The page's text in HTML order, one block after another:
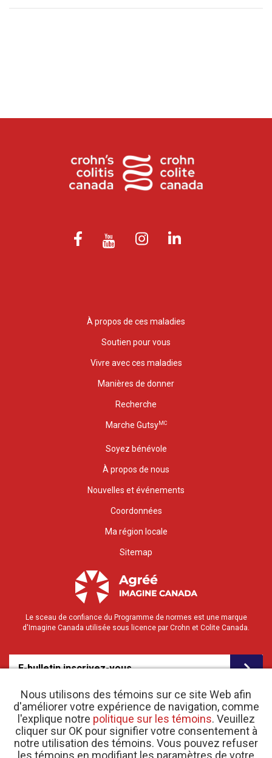
Nous utilisons des témoins sur ce site Web afin
d'améliorer votre expérience de navigation, comme
l'explique notre politique sur les témoins. Veuillez
cliquer sur OK pour signifier votre consentement à
notre utilisation des témoins. Vous pouvez refuser
les témoins en modifiant les paramètres de votre
À propos de ces maladies
Soutien pour vous
Vivre avec ces maladies
Manières de donner
Recherche
Marche GutsyMC
Soyez bénévole
À propos de nous
Nouvelles et événements
Coordonnées
Ma région locale
Sitemap
Le sceau de confiance du Programme de normes est une marque
d'Imagine Canada utilisée sous licence par Crohn et Colite Canada.
E-bulletin inscrivez-vous